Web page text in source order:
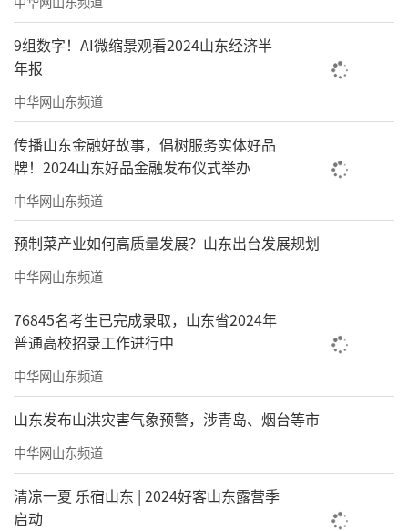
9组数字！AI微缩景观看2024山东经济半
年报
中华网山东频道
传播山东金融好故事，倡树服务实体好品
牌！2024山东好品金融发布仪式举办
中华网山东频道
预制菜产业如何高质量发展？山东出台发展规划
中华网山东频道
76845名考生已完成录取，山东省2024年
普通高校招录工作进行中
中华网山东频道
山东发布山洪灾害气象预警，涉青岛、烟台等市
中华网山东频道
清凉一夏 乐宿山东 | 2024好客山东露营季
启动